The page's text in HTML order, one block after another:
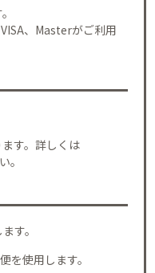
、Masterがご利用
す。詳しくは
。
す。
を使用します。